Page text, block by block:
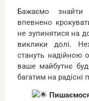
Бажаємо знайти
впевнено
не зупинятися на
виклики долі.
стануть надійною
ваше майбутнє
багатим на радісні